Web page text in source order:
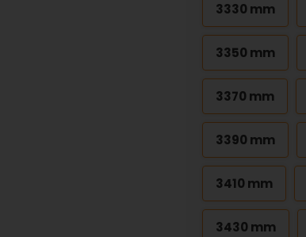
3330 mm
3350 mm
3370 mm
3390 mm
3410 mm
3430 mm